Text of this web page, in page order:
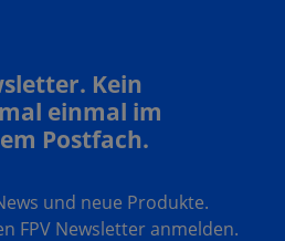
Kein
einmal im
Postfach.
und neue Produkte.
FPV Newsletter anmelden.